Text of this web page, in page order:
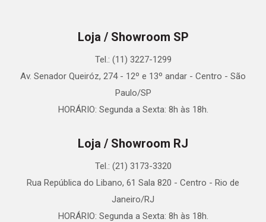
Loja / Showroom SP
Tel.: (11) 3227-1299
Av. Senador Queiróz, 274 - 12º e 13º andar - Centro - São
Paulo/SP
HORÁRIO: Segunda a Sexta: 8h às 18h.
Loja / Showroom RJ
Tel.: (21) 3173-3320
Rua República do Libano, 61 Sala 820 - Centro - Rio de
Janeiro/RJ
HORÁRIO: Segunda a Sexta: 8h às 18h.